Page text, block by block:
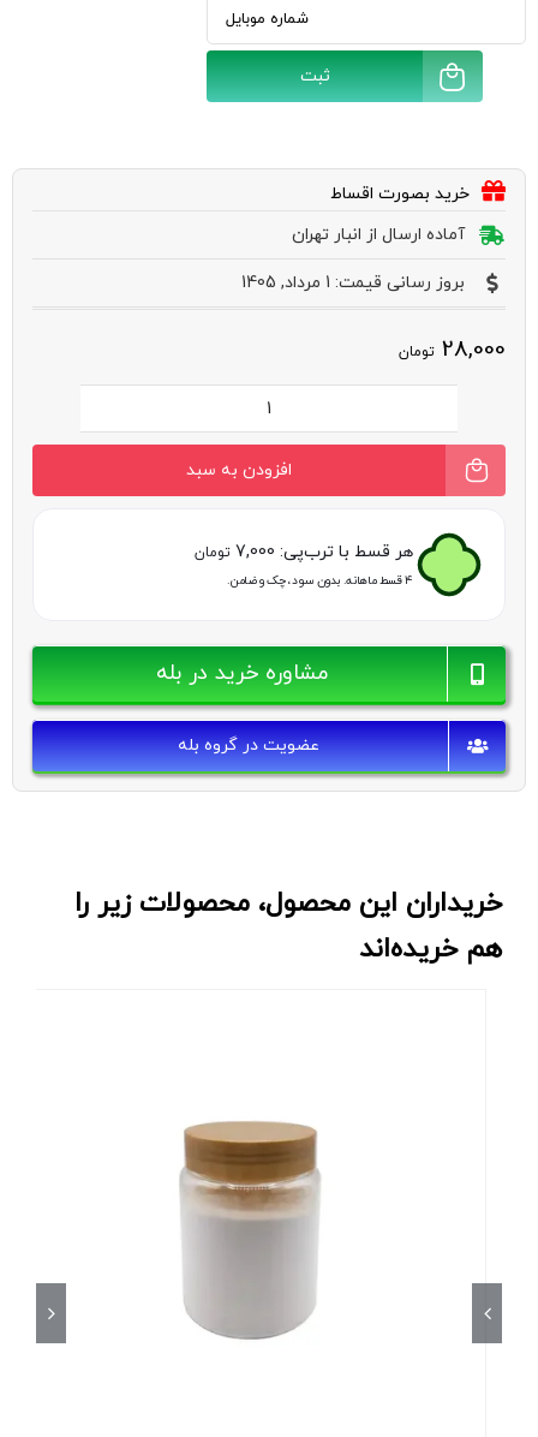
ثبت
خرید بصورت اقساط
آماده ارسال از انبار تهران
بروز رسانی قیمت: 1 مرداد, 1405
28,000 تومان
سری
پودری
میکرودرم
ابریژن
عدد
افزودن به سبد
هر قسط با ترب‌پی: 7,000 تومان
۴ قسط ماهانه. بدون سود، چک و ضامن.
مشاوره خرید در بله
عضویت در گروه بله
خریداران این محصول، محصولات زیر را
هم خریده‌اند